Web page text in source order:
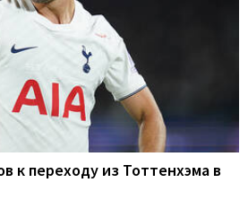
к переходу из Тоттенхэма в